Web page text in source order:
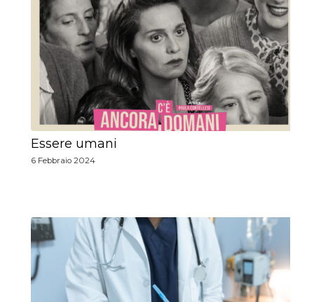
Essere umani
6 Febbraio 2024